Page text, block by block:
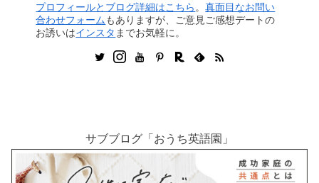
プロフィールとブログ詳細はこちら 。真面目なお問い
合わせフォームもありますが、ご意見ご感想デートの
お誘いはインスタ までお気軽に。
サブブログ「おうち英語園」